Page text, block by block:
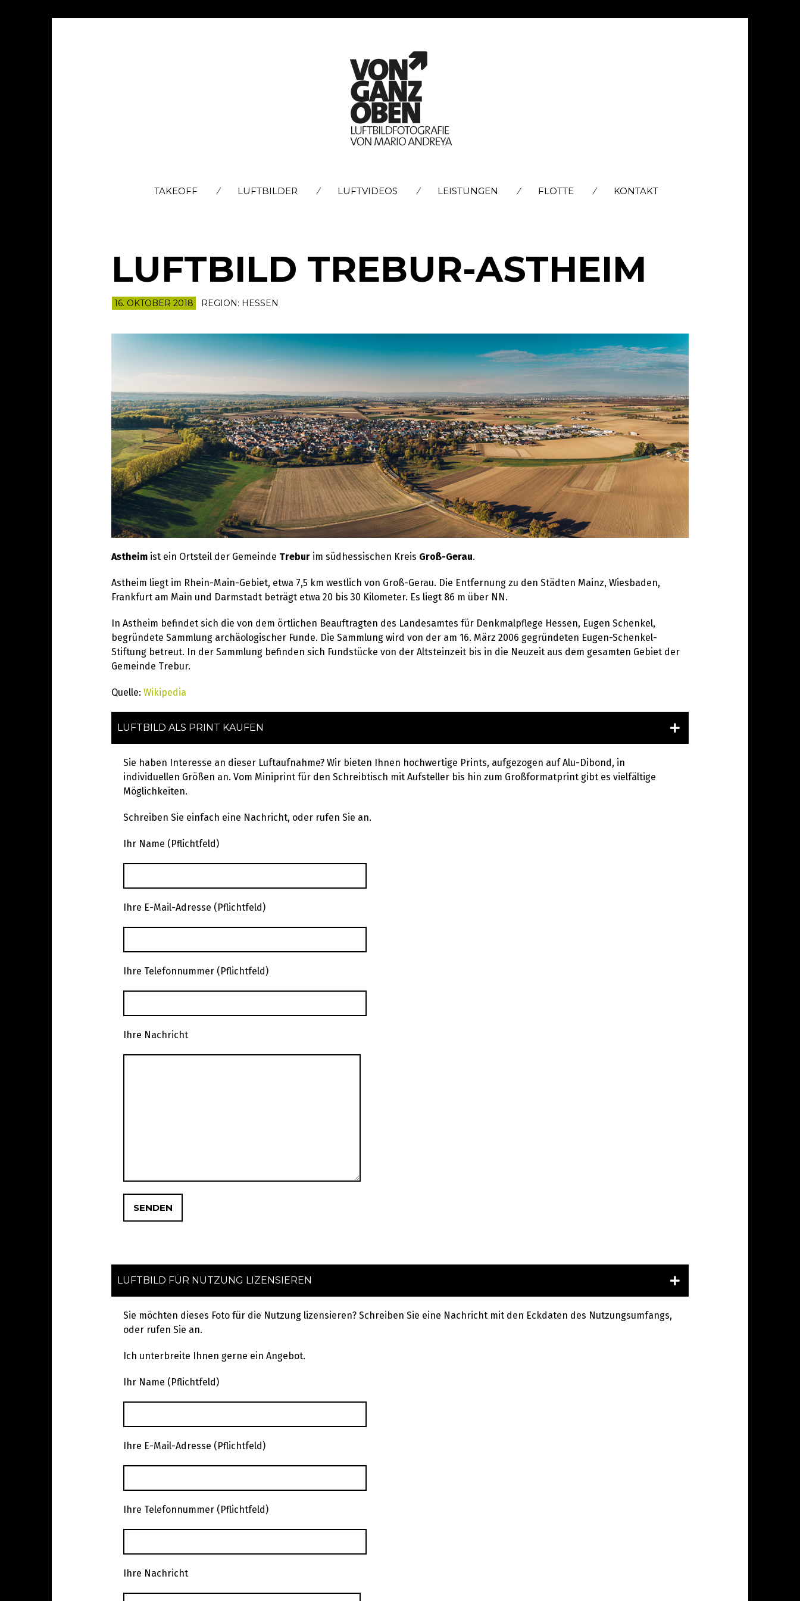
SKIP
TAKEOFF LUFTBILDER LUFTVIDEOS LEISTUNGEN FLOTTE KONTAKT
LUFTBILD TREBUR-ASTHEIM
16. OKTOBER 2018 REGION: HESSEN
Astheim ist ein Ortsteil der Gemeinde Trebur im südhessischen Kreis Groß-Gerau.
Astheim liegt im Rhein-Main-Gebiet, etwa 7,5 km westlich von Groß-Gerau. Die Entfernung zu den Städten Mainz, Wiesbaden,
Frankfurt am Main und Darmstadt beträgt etwa 20 bis 30 Kilometer. Es liegt 86 m über NN.
In Astheim befindet sich die von dem örtlichen Beauftragten des Landesamtes für Denkmalpflege Hessen, Eugen Schenkel,
begründete Sammlung archäologischer Funde. Die Sammlung wird von der am 16. März 2006 gegründeten Eugen-Schenkel-
Stiftung betreut. In der Sammlung befinden sich Fundstücke von der Altsteinzeit bis in die Neuzeit aus dem gesamten Gebiet der
Gemeinde Trebur.
Quelle: Wikipedia
LUFTBILD ALS PRINT KAUFEN
Sie haben Interesse an dieser Luftaufnahme? Wir bieten Ihnen hochwertige Prints, aufgezogen auf Alu-Dibond, in
individuellen Größen an. Vom Miniprint für den Schreibtisch mit Aufsteller bis hin zum Großformatprint gibt es vielfältige
Möglichkeiten.
Schreiben Sie einfach eine Nachricht, oder rufen Sie an.
Ihr Name (Pflichtfeld)
Ihre E-Mail-Adresse (Pflichtfeld)
Ihre Telefonnummer (Pflichtfeld)
Ihre Nachricht
LUFTBILD FÜR NUTZUNG LIZENSIEREN
Sie möchten dieses Foto für die Nutzung lizensieren? Schreiben Sie eine Nachricht mit den Eckdaten des Nutzungsumfangs,
oder rufen Sie an.
Ich unterbreite Ihnen gerne ein Angebot.
Ihr Name (Pflichtfeld)
Ihre E-Mail-Adresse (Pflichtfeld)
Ihre Telefonnummer (Pflichtfeld)
Ihre Nachricht